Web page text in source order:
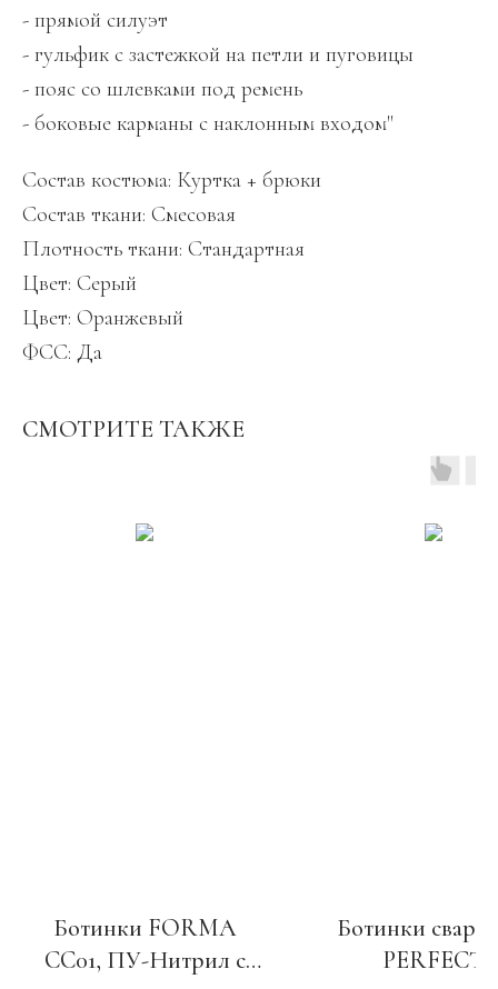
- прямой силуэт
- гульфик с застежкой на петли и пуговицы
- пояс со шлевками под ремень
- боковые карманы с наклонным входом"
Состав костюма: Куртка + брюки
Состав ткани: Смесовая
Плотность ткани: Стандартная
Цвет: Серый
Цвет: Оранжевый
ФСС: Да
СМОТРИТЕ ТАКЖЕ
Ботинки FORMA
CC01, ПУ-Нитрил c
Ботинки
PERFECT